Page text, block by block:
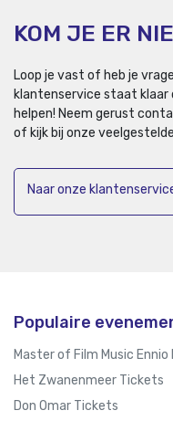
KOM JE ER
Loop je vast of heb je
klantenservice staat klaar
helpen! Neem gerust
of kijk bij onze
Naar onze
Populaire
Master of Film Music
Het Zwanenmeer Tickets
Don Omar Tickets